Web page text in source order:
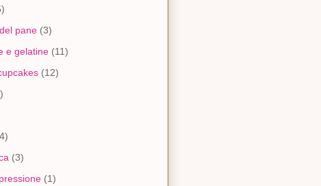
pane (3)
e gelatine (11)
(12)
(3)
(1)